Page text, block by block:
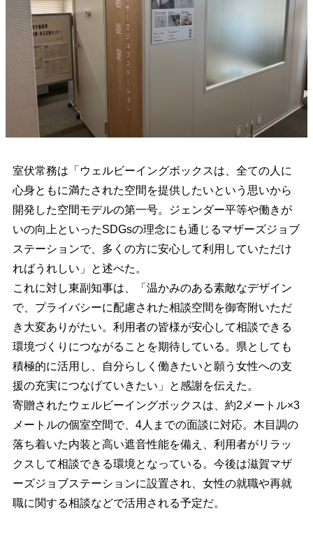
室伏常務は「ウェルビーイングボックスは、全ての人に
心身ともに満たされた空間を提供したいという思いから
開発した空間モデルの第一号。ジェンダー平等や働きが
いの向上といったSDGsの理念にも通じるマザーズジョブ
ステーションで、多くの方に安心して利用していただけ
ればうれしい」と述べた。
これに対し東副知事は、「温かみのある素敵なデザイン
で、プライバシーに配慮された相談空間を御寄附いただ
き大変ありがたい。利用者の皆様が安心して相談できる
環境づくりにつながることを期待している。県としても
積極的に活用し、自分らしく働きたいと願う女性への支
援の充実につなげていきたい」と感謝を伝えた。
寄贈されたウェルビーイングボックスは、約2メートル×3
メートルの個室空間で、4人までの面談に対応。木目調の
落ち着いた内装と高い遮音性能を備え、利用者がリラッ
クスして相談できる環境となっている。今後は滋賀マザ
ーズジョブステーションに設置され、女性の就職や再就
職に関する相談などで活用される予定だ。